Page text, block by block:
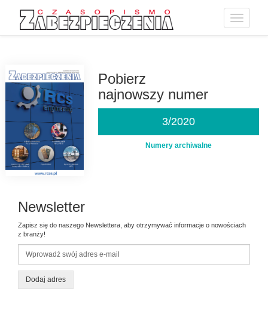
Toggle
Pobierz
najnowszy numer
3/2020
Numery archiwalne
Newsletter
Zapisz się do naszego Newslettera, aby otrzymywać informacje o nowościach
z branży!
Dodaj adres